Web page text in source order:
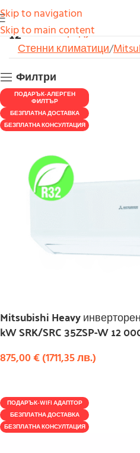
Skip to navigation
Skip to main content
12Начало Продукти
Стенни климатици
Филтри
ПОДАРЪК-АЛЕРГЕН
ФИЛТЪР
БЕЗПЛАТНА ДОСТАВКА
БЕЗПЛАТНА КОНСУЛТАЦИЯ
Mitsubishi Heavy
kW SRK/SRC 35ZSP-W 12
875,00€(1711,35лв.)
ПОДАРЪК-WIFI АДАПТОР
БЕЗПЛАТНА ДОСТАВКА
БЕЗПЛАТНА КОНСУЛТАЦИЯ